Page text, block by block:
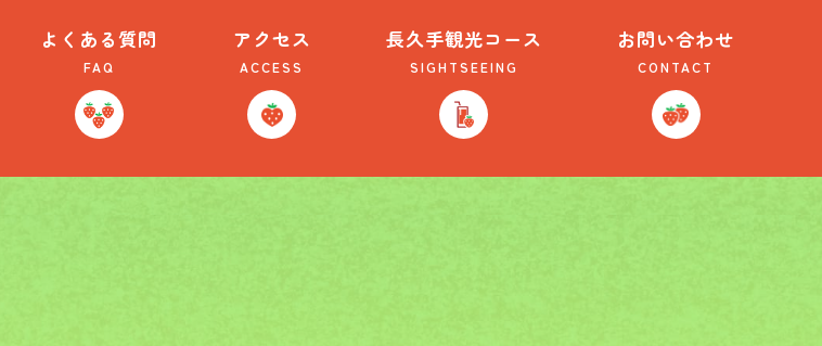
よくある質問
FAQ
アクセス
ACCESS
長久手観光コース
SIGHTSEEING
お問い合わせ
CONTACT